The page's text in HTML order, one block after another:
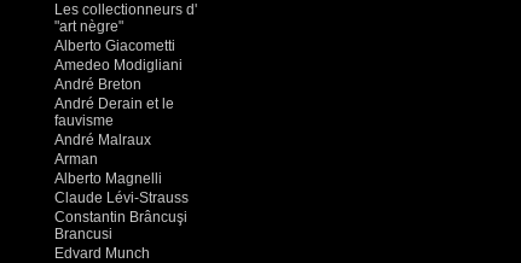
Les collectionneurs d'
"art nègre"
Alberto Giacometti
Amedeo Modigliani
André Breton
André Derain et le
fauvisme
André Malraux
Arman
Alberto Magnelli
Claude Lévi-Strauss
Constantin Brâncuşi
Brancusi
Edvard Munch